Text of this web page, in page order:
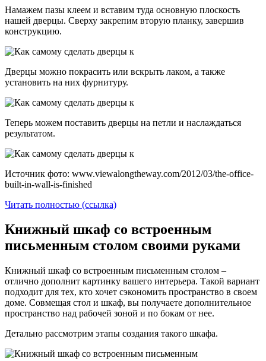
Намажем пазы клеем и вставим туда основную плоскость
нашей дверцы. Сверху закрепим вторую планку, завершив
конструкцию.
Дверцы можно покрасить или вскрыть лаком, а также
установить на них фурнитуру.
Теперь можем поставить дверцы на петли и наслаждаться
результатом.
Источник фото: www.viewalongtheway.com/2012/03/the-office-
built-in-wall-is-finished
Читать полностью (ссылка)
Книжный шкаф со встроенным
письменным столом своими руками
Книжный шкаф со встроенным письменным столом –
отлично дополнит картинку вашего интерьера. Такой вариант
подходит для тех, кто хочет сэкономить пространство в своем
доме. Совмещая стол и шкаф, вы получаете дополнительное
пространство над рабочей зоной и по бокам от нее.
Детально рассмотрим этапы создания такого шкафа.